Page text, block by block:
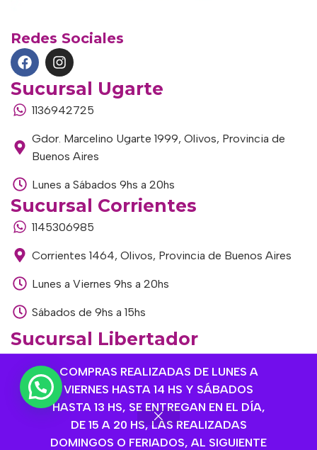
COMPRAS REALIZADAS DE LUNES A
VIERNES HASTA 14 HS Y SÁBADOS
HASTA 13 HS, SE ENTREGAN EN EL DÍA,
DE 15 A 20 HS, LAS REALIZADAS
DOMINGOS O FERIADOS, AL SIGUIENTE
Redes Sociales
Sucursal Ugarte
1136942725
Gdor. Marcelino Ugarte 1999, Olivos, Provincia de
Buenos Aires
Lunes a Sábados 9hs a 20hs
Sucursal Corrientes
1145306985
Corrientes 1464, Olivos, Provincia de Buenos Aires
Lunes a Viernes 9hs a 20hs
Sábados de 9hs a 15hs
Sucursal Libertador
Av. del Libertador 1915, Vte. López, Provincia de
Buenos Aires
Lunes a Viernes de 9hs a 13hs / 16hs a 20hs